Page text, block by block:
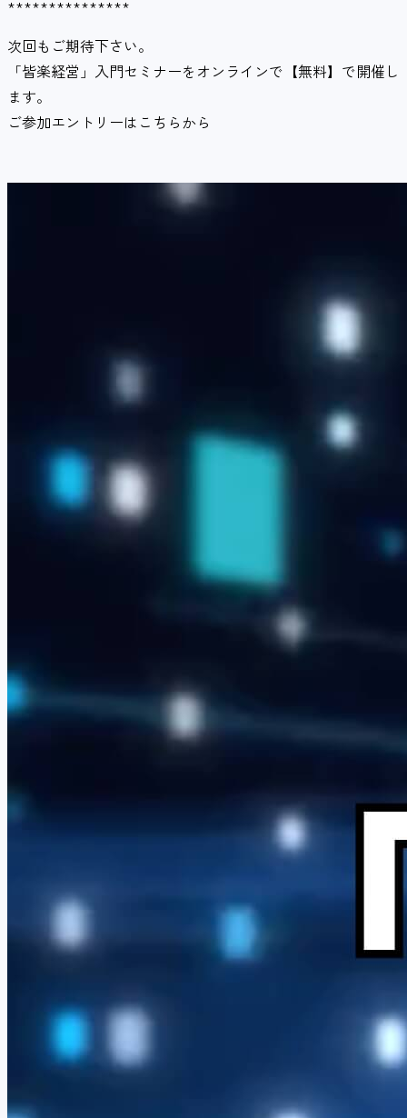
***************
次回もご期待下さい。
「皆楽経営」入門セミナーをオンラインで【無料】で開催し
ます。
ご参加エントリーはこちらから